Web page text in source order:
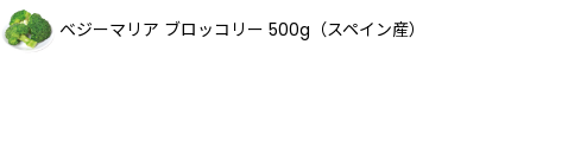
ベジーマリア ブロッコリー 500g（スペイン産）